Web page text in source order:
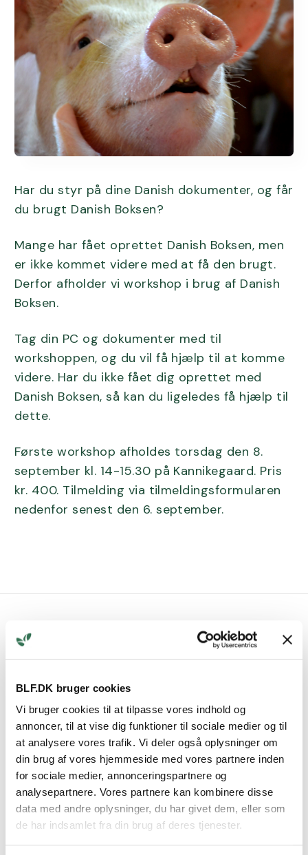
BLF.DK bruger cookies
Vi bruger cookies til at tilpasse vores indhold og
annoncer, til at vise dig funktioner til sociale medier og til
at analysere vores trafik. Vi deler også oplysninger om
din brug af vores hjemmeside med vores partnere inden
for sociale medier, annonceringspartnere og
analysepartnere. Vores partnere kan kombinere disse
data med andre oplysninger, du har givet dem, eller som
de har indsamlet fra din brug af deres tjenester.
Har du styr på dine Danish dokumenter, og får
du brugt Danish Boksen?
Mange har fået oprettet Danish Boksen, men
er ikke kommet videre med at få den brugt.
Derfor afholder vi workshop i brug af Danish
Boksen.
Tag din PC og dokumenter med til
workshoppen, og du vil få hjælp til at komme
videre. Har du ikke fået dig oprettet med
Danish Boksen, så kan du ligeledes få hjælp til
dette.
Første workshop afholdes torsdag den 8.
september kl. 14-15.30 på Kannikegaard. Pris
kr. 400. Tilmelding via tilmeldingsformularen
nedenfor senest den 6. september.
For mere information:
Lene Møller